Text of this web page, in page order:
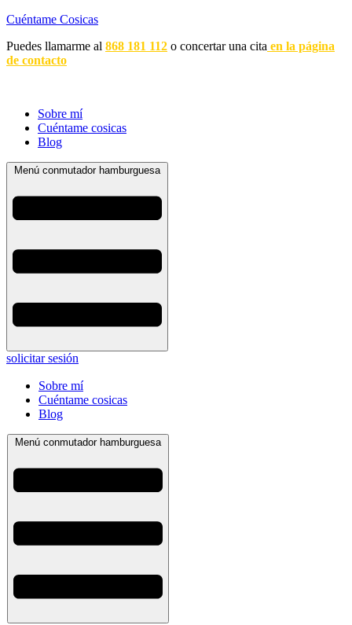
Cuéntame Cosicas
Puedes llamarme al 868 181 112 o concertar una cita en la página
de contacto
Sobre mí
Cuéntame cosicas
Blog
Menú conmutador hamburguesa
solicitar sesión
Sobre mí
Cuéntame cosicas
Blog
Menú conmutador hamburguesa